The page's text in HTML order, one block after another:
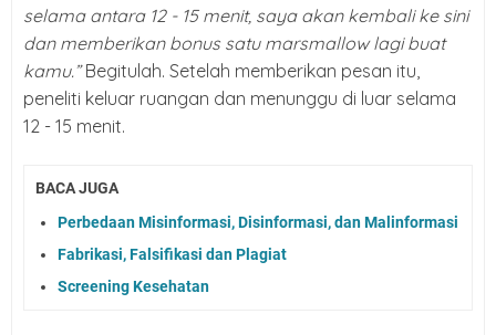
selama antara 12 - 15 menit, saya akan kembali ke sini
dan memberikan bonus satu marsmallow lagi buat
kamu.”Begitulah. Setelah memberikan pesan itu,
peneliti keluar ruangan dan menunggu di luar selama
12 - 15 menit.
BACA JUGA
Perbedaan Misinformasi, Disinformasi, dan Malinformasi
Fabrikasi, Falsifikasi dan Plagiat
Screening Kesehatan